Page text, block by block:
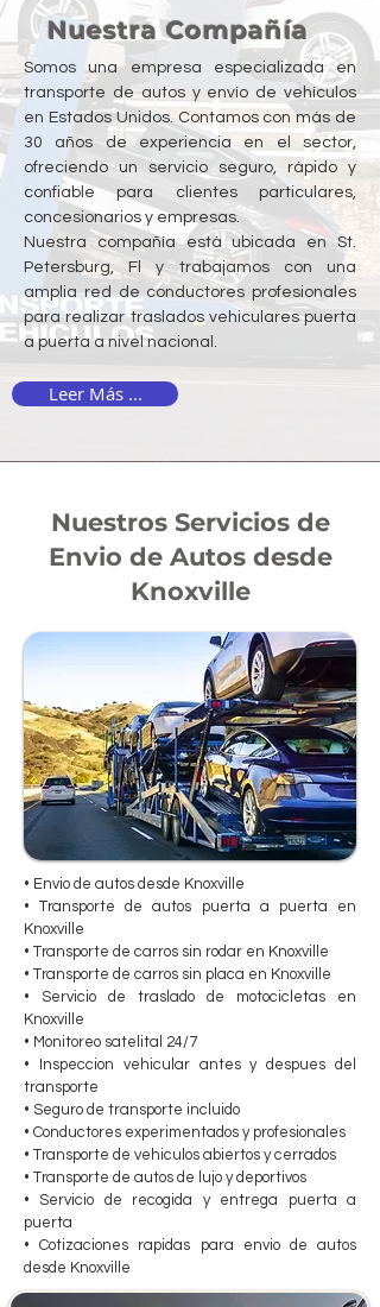
Nuestra Compañía
Somos una empresa especializada en
transporte de autos y envío de vehículos
en Estados Unidos. Contamos con más de
30 años de experiencia en el sector,
ofreciendo un servicio seguro, rápido y
confiable para clientes particulares,
concesionarios y empresas.
Nuestra compañía está ubicada en St.
Petersburg, Fl y trabajamos con una
amplia red de conductores profesionales
para realizar traslados vehiculares puerta
a puerta a nivel nacional.
Leer Más ...
Nuestros Servicios de
Envio de Autos desde
Knoxville
• Envio de autos desde Knoxville
• Transporte de autos puerta a puerta en
Knoxville
• Transporte de carros sin rodar en Knoxville
• Transporte de carros sin placa en Knoxville
• Servicio de traslado de motocicletas en
Knoxville
• Monitoreo satelital 24/7
• Inspeccion vehicular antes y despues del
transporte
• Seguro de transporte incluido
• Conductores experimentados y profesionales
• Transporte de vehiculos abiertos y cerrados
• Transporte de autos de lujo y deportivos
• Servicio de recogida y entrega puerta a
puerta
• Cotizaciones rapidas para envio de autos
desde Knoxville